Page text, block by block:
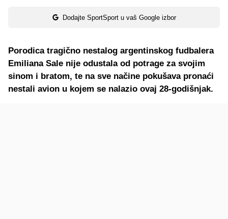
Dodajte SportSport u vaš Google izbor
Porodica tragično nestalog argentinskog fudbalera
Emiliana Sale nije odustala od potrage za svojim
sinom i bratom, te na sve načine pokušava pronaći
nestali avion u kojem se nalazio ovaj 28-godišnjak.